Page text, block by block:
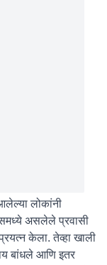
लोकांनी
असलेले प्रवासी
केला. तेव्हा खाली
बांधले आणि इतर